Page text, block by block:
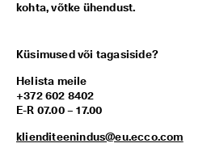
kohta, võtke ühendust.
Küsimused või tagasiside?
Helista meile
+372 602 8402
E-R 07.00 – 17.00
klienditeenindus@eu.ecco.com